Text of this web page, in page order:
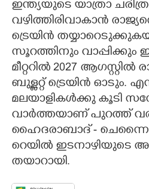
CARTOONS
LITERATURE
ZOOM
CONTACT US
ഇന്ത്യയുടെ യാത്രാ
വഴിത്തിരിവാകാൻ
ട്രെയിൻ
സൂറത്തിനും വാപ്പിക്കും
മീറ്ററിൽ 2027
ബുള്ളറ്റ് ട്രെയിൻ ഓടും.
മലയാളികൾക്കു കൂടി
വാർത്തയാണ് പുറത്ത്
ഹൈദരാബാദ് -
റെയിൽ ഇടനാഴിയുടെ
തയാറായി.